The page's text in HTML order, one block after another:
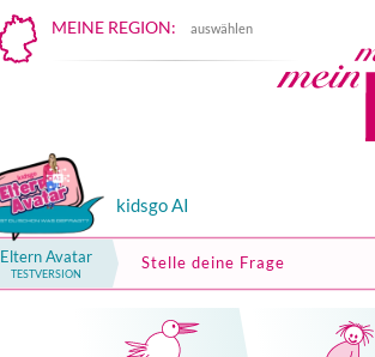
MEINE REGION: auswählen
kidsgo AI
Eltern Avatar
TESTVERSION
Stelle deine Frage